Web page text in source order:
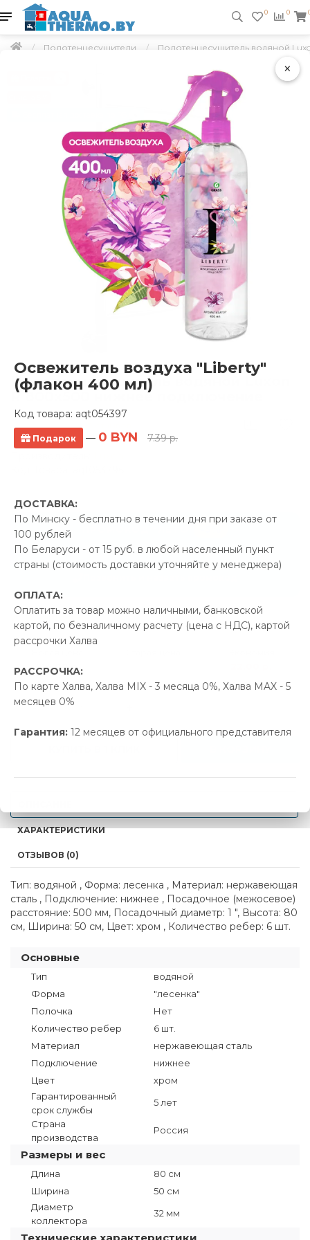
×
Освежитель воздуха "Liberty"
(флакон 400 мл)
Код товара: aqt054397
Подарок — 0 BYN 7.39 р.
ДОСТАВКА:
По Минску - бесплатно в течении дня при заказе от
100 рублей
По Беларуси - от 15 руб. в любой населенный пункт
страны (стоимость доставки уточняйте у менеджера)
ОПЛАТА:
Оплатить за товар можно наличными, банковской
картой, по безналичному расчету (цена с НДС), картой
рассрочки Халва
РАССРОЧКА:
По карте Халва, Халва MIX - 3 месяца 0%, Халва MAX - 5
месяцев 0%
Гарантия: 12 месяцев от официального представителя
0 0
Полотенцесушители Полотенцесушитель водяной
Полотенцесушитель водяной Luxon
R 800x500 нижнее подключение
-5%
Экономия22.00 р.
В наличии
414.00 р.
-
ХАРАКТЕРИСТИКИ
ОТЗЫВОВ (0)
Тип: водяной , Форма: лесенка , Материал: нержавеющая
сталь , Подключение: нижнее , Посадочное (межосевое)
расстояние: 500 мм, Посадочный диаметр: 1 ", Высота: 80
см, Ширина: 50 см, Цвет: хром , Количество ребер: 6 шт.
Основные
Тип
водяной
Форма
"лесенка"
Полочка
Нет
Количество ребер
6 шт.
Материал
нержавеющая сталь
Подключение
нижнее
Цвет
хром
Гарантированный
срок службы
5 лет
Страна
производства
Россия
Размеры и вес
Длина
80 см
Ширина
50 см
Диаметр
коллектора
32 мм